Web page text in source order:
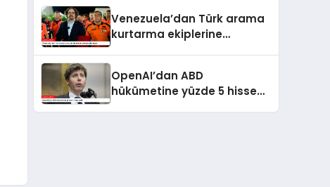
Venezuela’dan Türk arama
kurtarma ekiplerine
OpenAI’dan ABD
hükümetine yüzde 5 hisse